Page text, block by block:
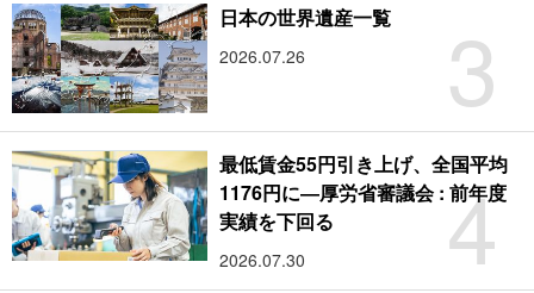
3
日本の世界遺産一覧
2026.07.26
4
最低賃金55円引き上げ、全国平均
1176円に―厚労省審議会 : 前年度
実績を下回る
2026.07.30